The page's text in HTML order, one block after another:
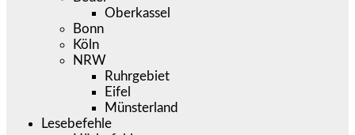
Oberkassel
Bonn
Köln
NRW
Ruhrgebiet
Eifel
Münsterland
Lesebefehle